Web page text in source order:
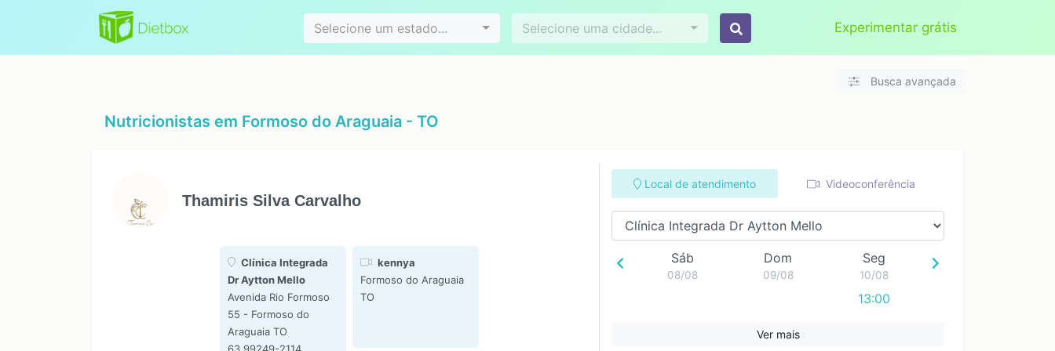
Selecione um estado... Selecione uma cidade... Experimentar grátis
Videoconferência Aplicar
Busca avançada
Nutricionistas em Formoso do Araguaia - TO
Thamiris Silva Carvalho
Clínica Integrada
Dr Aytton Mello
Avenida Rio Formoso
55 - Formoso do
Araguaia TO
kennya
Formoso do Araguaia
TO
Local de atendimento Videoconferência
Sáb
08/08
Dom
09/08
Seg
10/08
13:00
Ver mais